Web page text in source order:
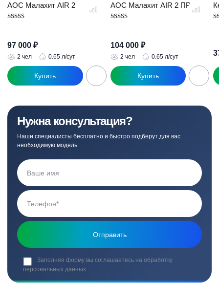
АОС Малахит AIR 2
97 000 ₽
2 чел 0.65 л/сут
АОС Малахит AIR 2 ПР
104 000 ₽
2 чел 0.65 л/сут
Нужна консультация?
Наши специалисты бесплатно и быстро подберут для вас
необходимую модель
Заполняя форму вы соглашаетесь на обработку
персональных данных